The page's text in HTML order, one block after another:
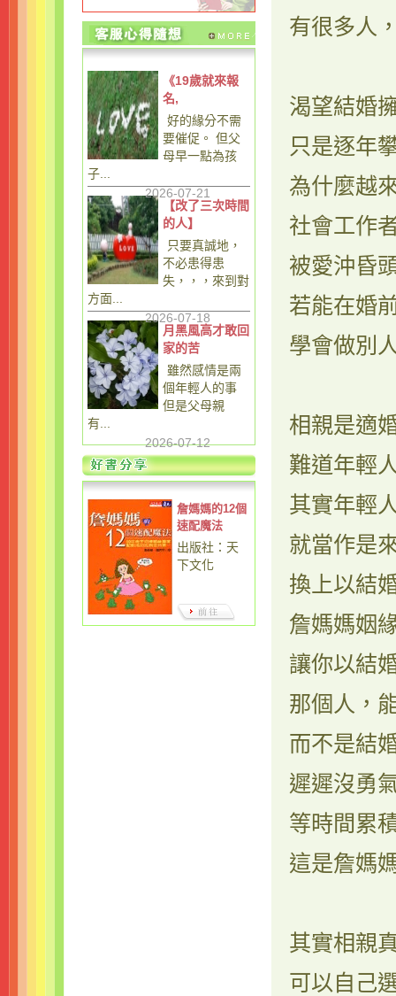
《19歲就來報
名,
好的緣分不需
要催促。 但父
母早一點為孩
子...
2026-07-21
【改了三次時間
的人】
只要真誠地，
不必患得患
失，，，來到對
方面...
2026-07-18
月黑風高才敢回
家的苦
雖然感情是兩
個年輕人的事
但是父母親
有...
2026-07-12
詹媽媽的12個
速配魔法
出版社：天
下文化
有很多人
渴望結婚
只是逐年
為什麼越
社會工作
被愛沖昏
若能在婚
學會做別
相親是適
難道年輕
其實年輕
就當作是
換上以結
詹媽媽姻
讓你以結
那個人，
而不是結
遲遲沒勇
等時間累
這是詹媽
其實相親
可以自己